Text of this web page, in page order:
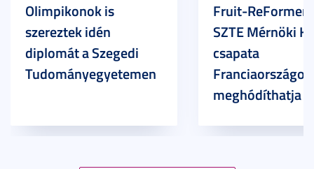
Olimpikonok is
szereztek idén
diplomát a Szegedi
Tudományegyetemen
Fruit-
SZTE Mérnöki
csapata
Franciaországot
meghódíthatja